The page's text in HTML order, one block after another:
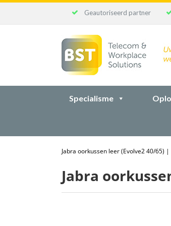
Geautoriseerd partner
Specialisme
Jabra oorkussen leer (Evolve2 40/65) |
Jabra